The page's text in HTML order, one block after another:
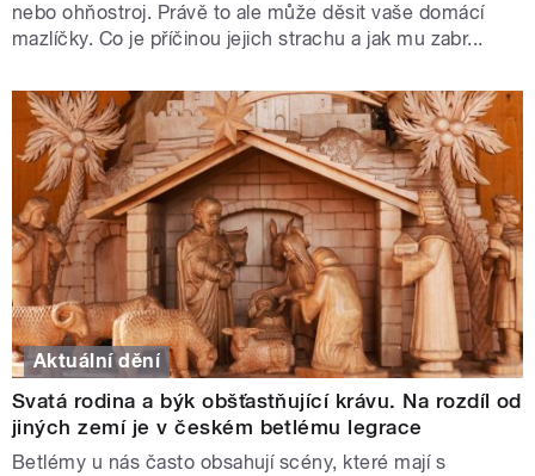
nebo ohňostroj. Právě to ale může děsit vaše domácí
mazlíčky. Co je příčinou jejich strachu a jak mu zabr...
Aktuální dění
Svatá rodina a býk obšťastňující krávu. Na rozdíl od
jiných zemí je v českém betlému legrace
Betlémy u nás často obsahují scény, které mají s